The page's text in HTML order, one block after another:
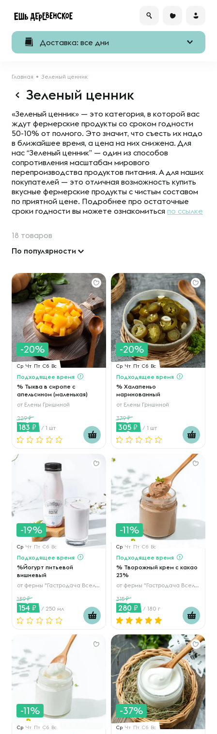
Доставка: все дни
Главная Зеленый ценник
Зеленый ценник
«Зеленый ценник» — это категория, в которой вас
ждут фермерские продукты со сроком годности
50-10% от полного. Это значит, что съесть их надо
в ближайшее время, а цена на них снижена. Для
нас “Зеленый ценник” — один из способов
сопротивления масштабам мирового
перепроизводства продуктов питания. А для наших
покупателей — это отличная возможность купить
вкусные фермерские продукты с чистым составом
по приятной цене. Подробнее про остаточные
сроки годности вы можете ознакомиться по ссылке
18 товаров
По популярности
-20%
Ср Чт Пт Сб Вс
Подходящее время
% Тыква в сиропе с
апельсином (маленькая)
от Елены Гришиной
229
183 / 1 шт
-20%
Ср Чт Пт Сб Вс
Подходящее время
% Халапеньо
маринованный
от Елены Гришиной
379
305 / 1 шт
-19%
Ср Чт Пт Сб Вс
Подходящее время
%Йогурт питьевой
вишневый
от фермы "Гастродача Вселуг"
189
154 / 250 мл
-11%
Ср Чт Пт Сб Вс
Подходящее время
% Творожный крем с какао
23%
от фермы "Гастродача Вселуг"
315
280 / 180 г
-11%
Ср Чт Пт Сб Вс
-37%
Ср Чт Пт Сб Вс